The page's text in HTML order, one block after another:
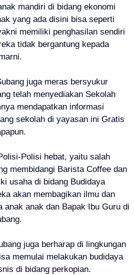
mandiri di bidang ekonomi
yang ada disini bisa seperti
memiliki penghasilan sendiri
tidak bergantung kepada
juga meras bersyukur
telah menyediakan Sekolah
mendapatkan informasi
sekolah di yayasan ini Gratis
Polisi hebat, yaitu salah
membidangi Barista Coffee dan
usaha di bidang Budidaya
akan membagikan ilmu dan
anak anak dan Bapak Ibu Guru di
juga berharap di lingkungan
memulai melakukan budidaya
di bidang perkopian.